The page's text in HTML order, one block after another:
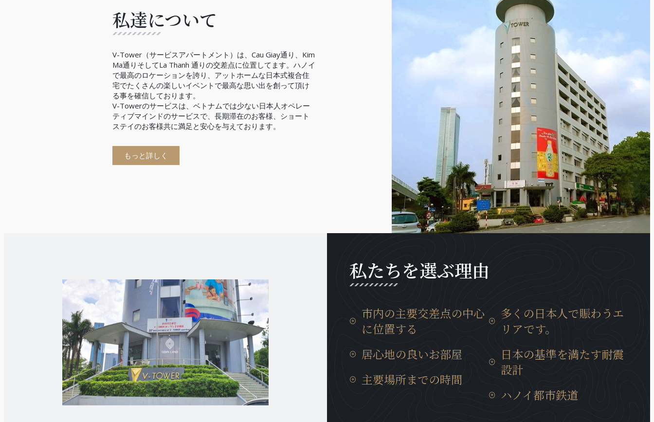
私達について
V-Tower（サービスアパートメント）は、Cau Giay通り、Kim
Ma通りそしてLa Thanh 通りの交差点に位置してます。ハノイ
で最高のロケーションを誇り、アットホームな日本式複合住
宅でたくさんの楽しいイベントで最高な思い出を創って頂け
る事を確信しております。
V-Towerのサービスは、ベトナムでは少ない日本人オペレー
ティブマインドのサービスで、長期滞在のお客様、ショート
ステイのお客様共に満足と安心を与えております。
もっと詳しく
私たちを選ぶ理由
市内の主要交差点の中心
に位置する
タンロン工業団地までの移動時間は15
分、イノバイ国際空港までは30分と通
おります。
居心地の良いお部屋
日本製の設備が充実していて、ベトナ
ムに居ても、日本の我が家の居心地に
主要場所までの時間
多くの日本人で賑わうエ
リアです。
近くには多くの日系企業も、キムマー
通り、ダオタン通りに集まっていま
す。また、周辺には多様な商業サービ
スが充実、トゥレ動物園、大学、地元
の住宅街にも近いロケーションです。
日本の基準を満たす耐震
設計
ハノイの建造物では非常にめずらいい
耐震構造のビルディングで、安心に宿
ハノイ都市鉄道